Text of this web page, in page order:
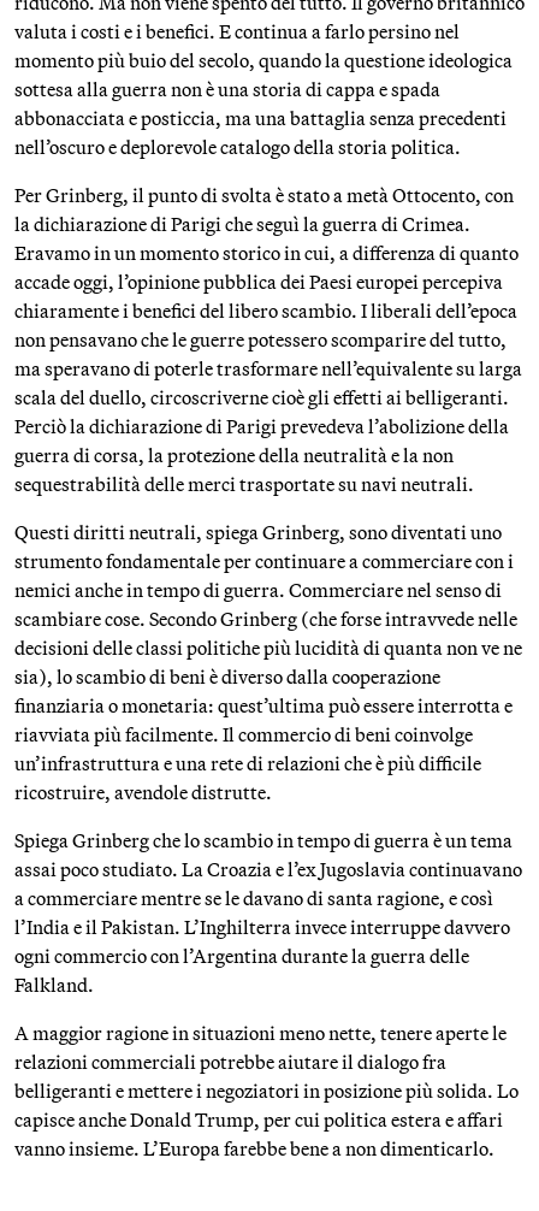
valuta i costi e i benefici. E continua a farlo persino nel
momento più buio del secolo, quando la questione ideologica
sottesa alla guerra non è una storia di cappa e spada
abbonacciata e posticcia, ma una battaglia senza precedenti
nell’oscuro e deplorevole catalogo della storia politica.
Per Grinberg, il punto di svolta è stato a metà Ottocento, con
la dichiarazione di Parigi che seguì la guerra di Crimea.
Eravamo in un momento storico in cui, a differenza di quanto
accade oggi, l’opinione pubblica dei Paesi europei percepiva
chiaramente i benefici del libero scambio. I liberali dell’epoca
non pensavano che le guerre potessero scomparire del tutto,
ma speravano di poterle trasformare nell’equivalente su larga
scala del duello, circoscriverne cioè gli effetti ai belligeranti.
Perciò la dichiarazione di Parigi prevedeva l’abolizione della
guerra di corsa, la protezione della neutralità e la non
sequestrabilità delle merci trasportate su navi neutrali.
Questi diritti neutrali, spiega Grinberg, sono diventati uno
strumento fondamentale per continuare a commerciare con i
nemici anche in tempo di guerra. Commerciare nel senso di
scambiare cose. Secondo Grinberg (che forse intravvede nelle
decisioni delle classi politiche più lucidità di quanta non ve ne
sia), lo scambio di beni è diverso dalla cooperazione
finanziaria o monetaria: quest’ultima può essere interrotta e
riavviata più facilmente. Il commercio di beni coinvolge
un’infrastruttura e una rete di relazioni che è più difficile
ricostruire, avendole distrutte.
Spiega Grinberg che lo scambio in tempo di guerra è un tema
assai poco studiato. La Croazia e l’ex Jugoslavia continuavano
a commerciare mentre se le davano di santa ragione, e così
l’India e il Pakistan. L’Inghilterra invece interruppe davvero
ogni commercio con l’Argentina durante la guerra delle
Falkland.
A maggior ragione in situazioni meno nette, tenere aperte le
relazioni commerciali potrebbe aiutare il dialogo fra
belligeranti e mettere i negoziatori in posizione più solida. Lo
capisce anche Donald Trump, per cui politica estera e affari
vanno insieme. L’Europa farebbe bene a non dimenticarlo.